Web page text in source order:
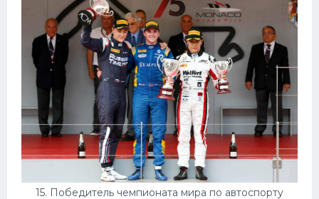
15. Победитель чемпионата мира по автоспорту